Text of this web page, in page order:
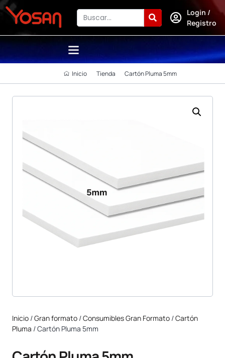
Login /
Registro
Inicio Tienda Cartón Pluma 5mm
Inicio /Gran formato /Consumibles Gran Formato /Cartón
Pluma / Cartón Pluma 5mm